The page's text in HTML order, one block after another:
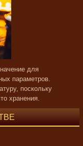
для
параметров.
поскольку
хранения.